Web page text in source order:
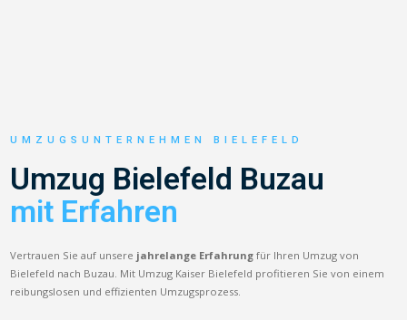
UMZUGSUNTERNEHMEN BIELEFELD
Umzug Bielefeld Buzau
mit Erfahren
Vertrauen Sie auf unsere jahrelange Erfahrung für Ihren Umzug von
Bielefeld nach Buzau. Mit Umzug Kaiser Bielefeld profitieren Sie von einem
reibungslosen und effizienten Umzugsprozess.